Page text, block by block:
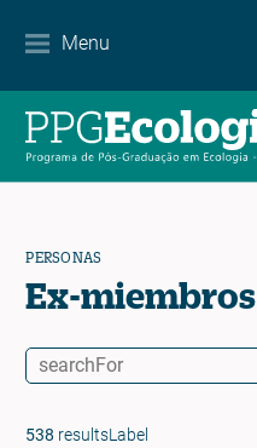
Menu
Contacto
PERSONAS
Ex-miembros
538 resultsLabel